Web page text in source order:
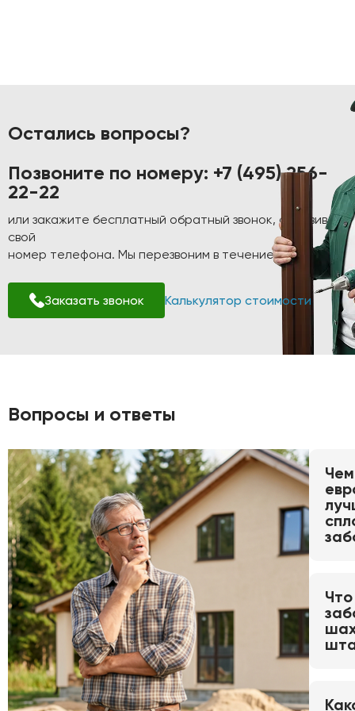
Остались вопросы?
Позвоните по номеру: +7 (495) 256-
22-22
или закажите бесплатный обратный звонок, оставив
свой
номер телефона. Мы перезвоним в течение 1-2 минут!
Заказать звонок Калькулятор стоимости
Вопросы и ответы
Чем